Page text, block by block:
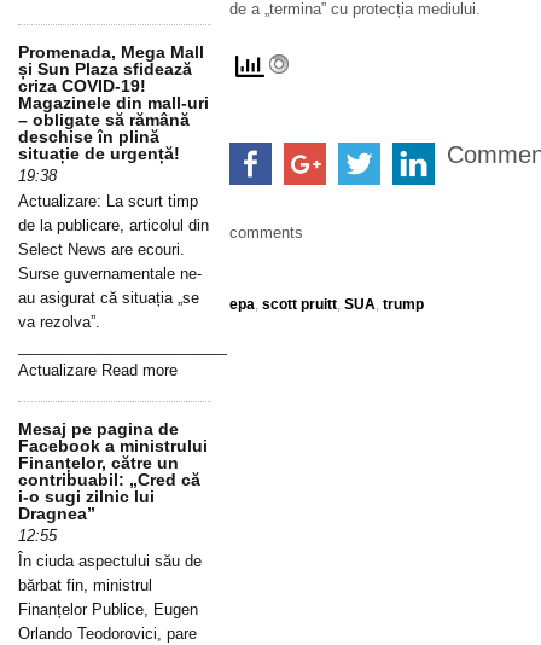
de a „termina” cu protecția mediului.
comments
epa, scott pruitt, SUA, trump
Promenada, Mega Mall
și Sun Plaza sfidează
criza COVID-19!
Magazinele din mall-uri
– obligate să rămână
deschise în plină
situație de urgență!
19:38
Actualizare: La scurt timp
de la publicare, articolul din
Select News are ecouri.
Surse guvernamentale ne-
au asigurat că situația „se
va rezolva”.
Actualizare Read more
Mesaj pe pagina de
Facebook a ministrului
Finanțelor, către un
contribuabil: „Cred că
i-o sugi zilnic lui
Dragnea”
12:55
În ciuda aspectului său de
bărbat fin, ministrul
Finanțelor Publice, Eugen
Orlando Teodorovici, pare